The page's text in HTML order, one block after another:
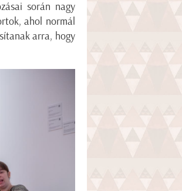
során nagy
ahol normál
arra, hogy